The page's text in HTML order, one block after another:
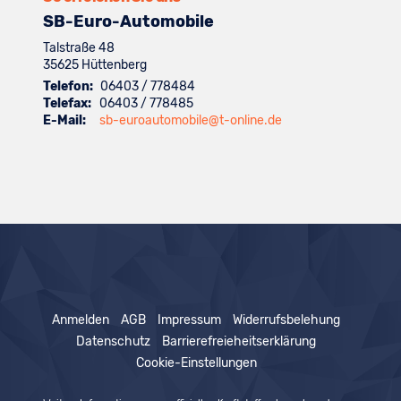
SB-Euro-Automobile
Talstraße 48
35625 Hüttenberg
Telefon: 06403 / 778484
Telefax: 06403 / 778485
E-Mail:
sb-euroautomobile@t-online.de
Anmelden AGB Impressum
Widerrufsbelehung
Datenschutz
Barrierefreieheitserklärung
Cookie-Einstellungen